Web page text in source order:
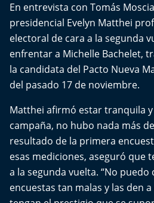
Sesiones Dieciocheras
Expreso PM
Conecta Vida
El Mejor País de Chile
Te invito a tomar once
Bío Bío en Ruta
Especiales
En entrevista con Tomás
presidencial Evelyn Matthei
electoral de cara a la segunda
enfrentar a Michelle Bachelet,
la candidata del Pacto Nueva
del pasado 17 de noviembre.
Matthei afirmó estar tranquila
campaña, no hubo nada más
resultado de la primera
esas mediciones, aseguró que
a la segunda vuelta. “No
encuestas tan malas y las den